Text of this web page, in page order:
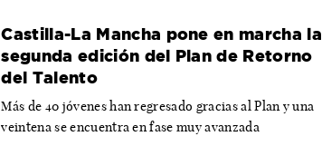
Castilla-La Mancha pone en marcha la
segunda edición del Plan de Retorno
del Talento
Más de 40 jóvenes han regresado gracias al Plan y una
veintena se encuentra en fase muy avanzada